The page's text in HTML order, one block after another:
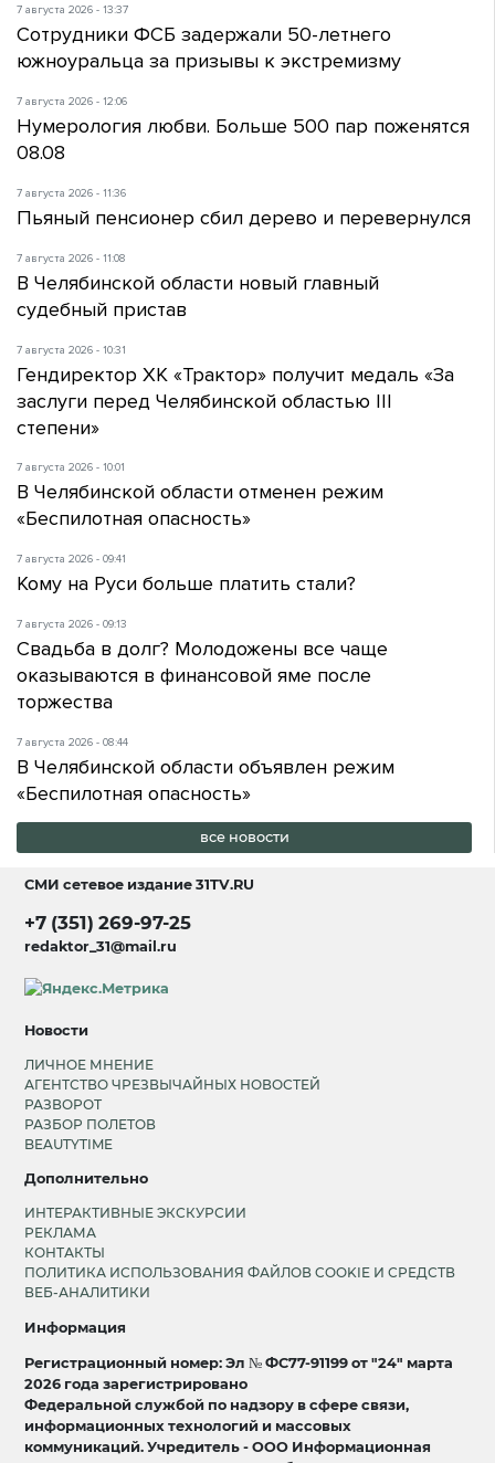
7 августа 2026 - 13:37
Сотрудники ФСБ задержали 50-летнего
южноуральца за призывы к экстремизму
7 августа 2026 - 12:06
Нумерология любви. Больше 500 пар поженятся
08.08
7 августа 2026 - 11:36
Пьяный пенсионер сбил дерево и перевернулся
7 августа 2026 - 11:08
В Челябинской области новый главный
судебный пристав
7 августа 2026 - 10:31
Гендиректор ХК «Трактор» получит медаль «За
заслуги перед Челябинской областью III
степени»
7 августа 2026 - 10:01
В Челябинской области отменен режим
«Беспилотная опасность»
7 августа 2026 - 09:41
Кому на Руси больше платить стали?
7 августа 2026 - 09:13
Свадьба в долг? Молодожены все чаще
оказываются в финансовой яме после
торжества
7 августа 2026 - 08:44
В Челябинской области объявлен режим
«Беспилотная опасность»
все новости
СМИ сетевое издание31TV.RU
+7 (351) 269-97-25
redaktor_31@mail.ru
Новости
ЛИЧНОЕ МНЕНИЕ
АГЕНТСТВО ЧРЕЗВЫЧАЙНЫХ НОВОСТЕЙ
РАЗВОРОТ
РАЗБОР ПОЛЕТОВ
BEAUTYTIME
Дополнительно
ИНТЕРАКТИВНЫЕ ЭКСКУРСИИ
РЕКЛАМА
КОНТАКТЫ
ПОЛИТИКА ИСПОЛЬЗОВАНИЯ ФАЙЛОВ COOKIE И СРЕДСТВ
ВЕБ-АНАЛИТИКИ
Информация
Регистрационный номер: Эл № ФС77-91199 от "24" марта
2026 года зарегистрировано
Федеральной службой по надзору в сфере связи,
информационных технологий и массовых
коммуникаций. Учредитель - ООО Информационная